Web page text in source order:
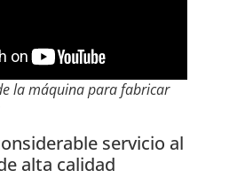
la máquina para fabricar
servicio al
alta calidad